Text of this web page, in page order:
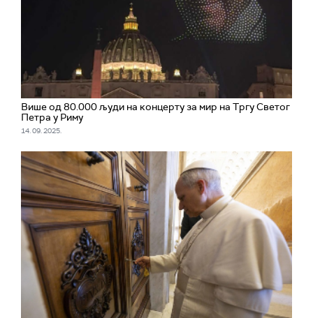
Више од 80.000 људи на концерту за мир на Тргу Светог
Петра у Риму
14. 09. 2025.